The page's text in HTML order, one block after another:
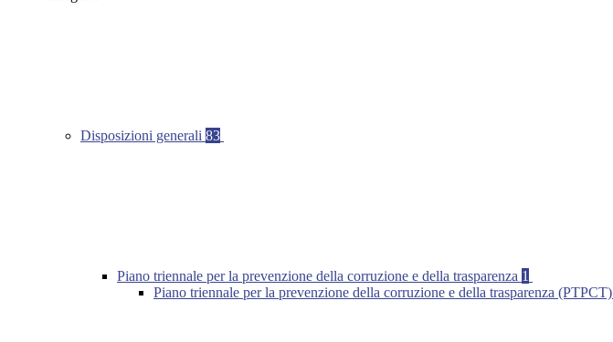
Disposizioni generali 83
Piano triennale per la prevenzione della corruzione e della trasparenza 1
Piano triennale per la prevenzione della corruzione e della trasparenza (PTPCT)